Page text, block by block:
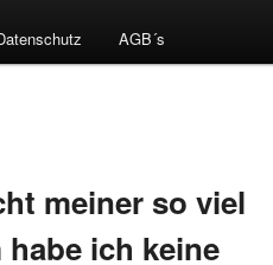
AGB´s
meiner so viel
ich keine